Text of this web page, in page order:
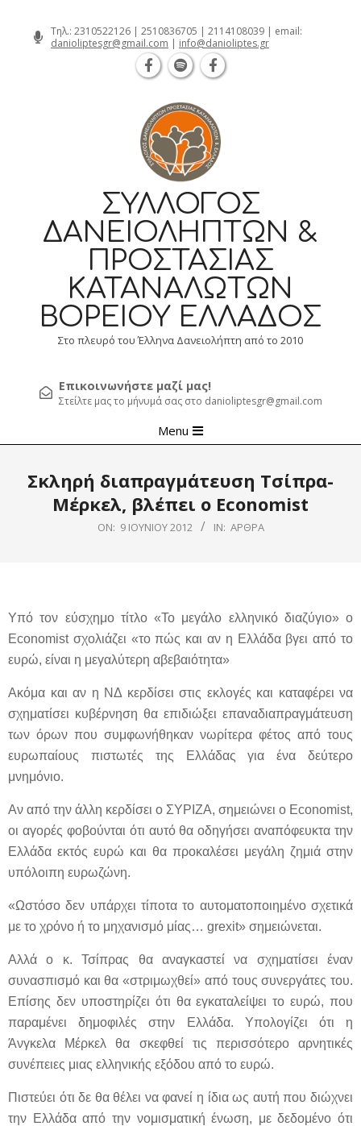
Τηλ.: 2310522126 | 2510836705 | 2114108039 | email:
danioliptesgr@gmail.com | info@danioliptes.gr
ΣΎΛΛΟΓΟΣ
ΔΑΝΕΙΟΛΗΠΤΏΝ &
ΠΡΟΣΤΑΣΊΑΣ
ΚΑΤΑΝΑΛΩΤΏΝ
ΒΟΡΕΊΟΥ ΕΛΛΆΔΟΣ
Στο πλευρό του Έλληνα Δανειολήπτη από το 2010
Επικοινωνήστε μαζί μας!
Στείλτε μας το μήνυμά σας στο danioliptesgr@gmail.com
Navigation
Menu
Σκληρή διαπραγμάτευση Τσίπρα-
Μέρκελ, βλέπει ο Economist
ON: 9 ΙΟΥΝΊΟΥ 2012 IN: ΆΡΘΡΑ
Υπό τον εύσχημο τίτλο «Το μεγάλο ελληνικό διαζύγιο» ο
Economist σχολιάζει «το πώς και αν η Ελλάδα βγει από το
ευρώ, είναι η μεγαλύτερη αβεβαιότητα»
Ακόμα και αν η ΝΔ κερδίσει στις εκλογές και καταφέρει να
σχηματίσει κυβέρνηση θα επιδιώξει επαναδιαπραγμάτευση
των όρων που συμφωνήθηκαν νωρίτερα φέτος από τους
ευρωπαίους πιστωτές της Ελλάδας για ένα δεύτερο
μνημόνιο.
Αν από την άλλη κερδίσει ο ΣΥΡΙΖΑ, σημειώνει ο Economist,
οι αγορές φοβούνται ότι αυτό θα οδηγήσει αναπόφευκτα την
Ελλάδα εκτός ευρώ και θα προκαλέσει μεγάλη ζημιά στην
υπόλοιπη ευρωζώνη.
«Ωστόσο δεν υπάρχει τίποτα το αυτοματοποιημένο σχετικά
με το χρόνο ή το μηχανισμό μίας… grexit» σημειώνεται.
Αλλά ο κ. Τσίπρας θα αναγκαστεί να σχηματίσει έναν
συνασπισμό και θα «στριμωχθεί» από τους συνεργάτες του.
Επίσης δεν υποστηρίζει ότι θα εγκαταλείψει το ευρώ, που
παραμένει δημοφιλές στην Ελλάδα. Υπολογίζει ότι η
Άνγκελα Μέρκελ θα σκεφθεί τις περισσότερο αρνητικές
συνέπειες μιας ελληνικής εξόδου από το ευρώ.
Πιστεύει ότι δε θα θέλει να φανεί η ίδια ως αυτή που διώχνει
την Ελλάδα από την νομισματική ένωση, με δεδομένο ότι